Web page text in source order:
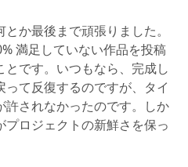
か最後まで頑張りました。
満足していない作品を投稿
とです。いつもなら、完成し
て反復するのですが、タイ
許されなかったのです。しか
プロジェクトの新鮮さを保っ